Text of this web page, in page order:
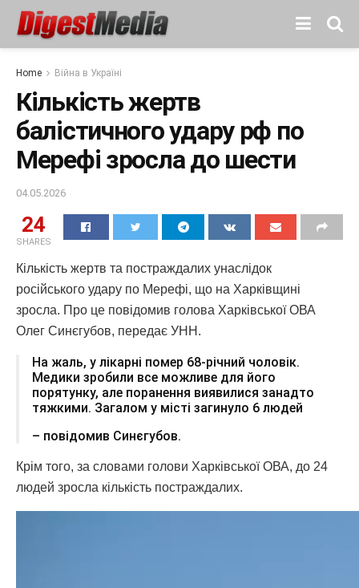
Home Війна в Україні
Кількість жертв
балістичного удару рф по
Мерефі зросла до шести
04.05.2026
24
SHARES
Кількість жертв та постраждалих унаслідок
російського удару по Мерефі, що на Харківщині
зросла. Про це повідомив голова Харківської ОВА
Олег Синєгубов, передає УНН.
На жаль, у лікарні помер 68-річний чоловік.
Медики зробили все можливе для його
порятунку, але поранення виявилися занадто
тяжкими. Загалом у місті загинуло 6 людей
– повідомив Синєгубов.
Крім того, за словами голови Харківської ОВА, до 24
людей зросла кількість постраждалих.